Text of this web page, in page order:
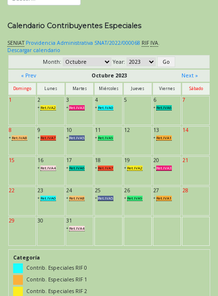
Calendario Contribuyentes Especiales
SENIAT Providencia Administrativa SNAT/2022/000068 RIF IVA
Descargar calendario
Month:
Year:
« Prev
Octubre 2023 Next »
Domingo Lunes Martes Miércoles Jueves Viernes Sábado
1 2
* Ret.IVA2
3
* Ret.IVA3
4
* Ret.IVA0
5 6
* Ret.IVA6
7
8
* Ret.IVA8
9
* Ret.IVA7
10
* Ret.IVA5
11
* Ret.IVA9
12 13
* Ret.IVA1
14
15 16
* Ret.IVA4
17
* Ret.IVA6
18
* Ret.IVA7
19
* Ret.IVA2
20
* Ret.IVA3
21
22 23
* Ret.IVA0
24
* Ret.IVA8
25
* Ret.IVA5
26
* Ret.IVA9
27
* Ret.IVA1
28
29 30 31
* Ret.IVA4
Categoría
Contrib. Especiales RIF 0
Contrib. Especiales RIF 1
Contrib. Especiales RIF 2